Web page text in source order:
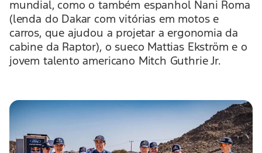
mundial, como o também espanhol Nani Roma
(lenda do Dakar com vitórias em motos e
carros, que ajudou a projetar a ergonomia da
cabine da Raptor), o sueco Mattias Ekström e o
jovem talento americano Mitch Guthrie Jr.